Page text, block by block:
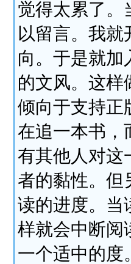
觉得太累了。
以留言。我
向。于是就加
的文风。这样
倾向于支持正
在追一本书，
有其他人对这
者的黏性。但
读的进度。当
样就会中断阅
一个适中的度。